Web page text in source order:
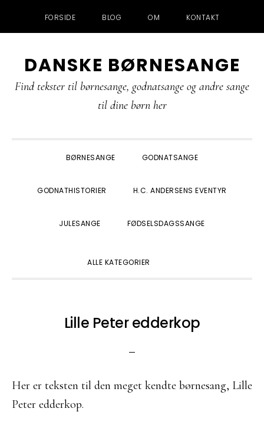
FORSIDE BLOG OM KONTAKT
direkte
til
indhold
direkte
til
direkte
til
DANSKE BØRNESANGE
Find tekster til børnesange, godnatsange og andre sange
til dine børn her
BØRNESANGE GODNATSANGE
GODNATHISTORIER H.C. ANDERSENS EVENTYR
JULESANGE FØDSELSDAGSSANGE
ALLE KATEGORIER
Lille Peter edderkop
Her er teksten til den meget kendte børnesang, Lille
Peter edderkop.